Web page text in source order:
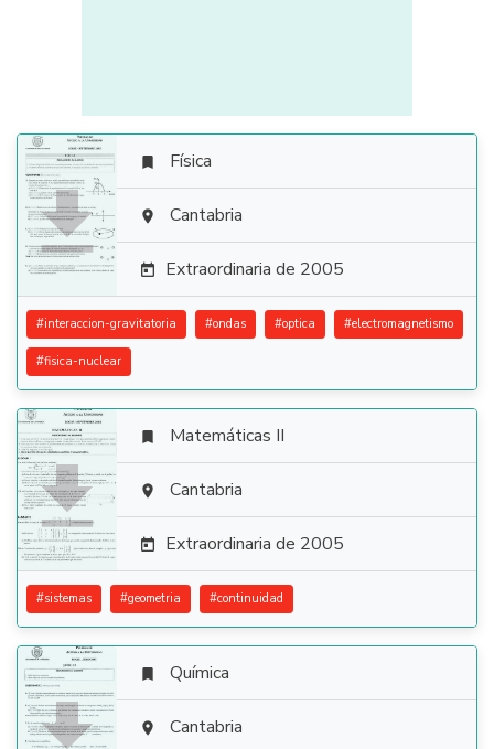

 Física
 Cantabria
 Extraordinaria de 2005
#interaccion-gravitatoria #ondas #optica #electromagnetismo
#fisica-nuclear

 Matemáticas II
 Cantabria
 Extraordinaria de 2005
#sistemas #geometria #continuidad
 Química
 Cantabria